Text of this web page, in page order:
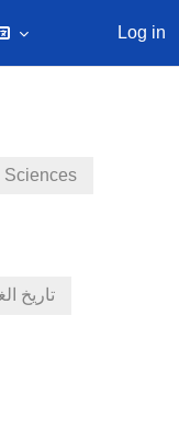
Log in
Sciences
تاريخ